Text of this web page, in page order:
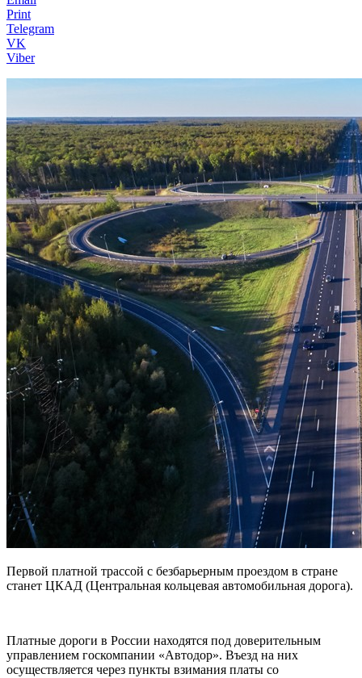
Print
Telegram
VK
Viber
Первой платной трассой с безбарьерным проездом в стране
станет ЦКАД (Центральная кольцевая автомобильная дорога).
Платные дороги в России находятся под доверительным
управлением госкомпании «Автодор». Въезд на них
осуществляется через пункты взимания платы со